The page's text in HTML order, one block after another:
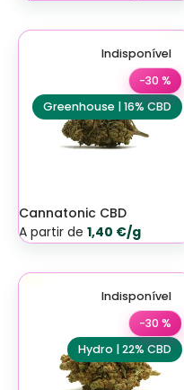
Greenhouse | 16% CBD
-30 %
Indisponível
Cannatonic CBD
A partir de 1,40 €/g
Hydro | 22% CBD
-30 %
Indisponível